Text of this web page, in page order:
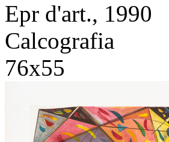
Epr d'art., 1990
Calcografia
76x55